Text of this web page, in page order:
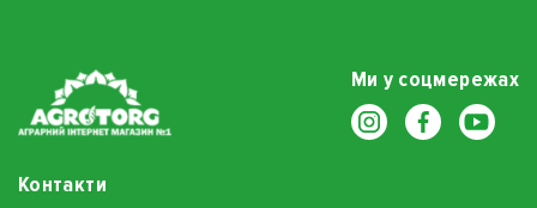
Ми у соцмережах
Контакти